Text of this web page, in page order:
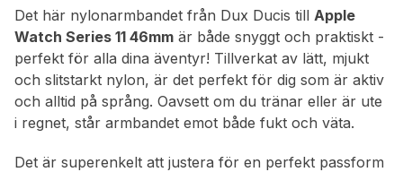
Det här nylonarmbandet från Dux Ducis till Apple
Watch Series 11 46mm är både snyggt och praktiskt -
perfekt för alla dina äventyr! Tillverkat av lätt, mjukt
och slitstarkt nylon, är det perfekt för dig som är aktiv
och alltid på språng. Oavsett om du tränar eller är ute
i regnet, står armbandet emot både fukt och väta.
Det är superenkelt att justera för en perfekt passform